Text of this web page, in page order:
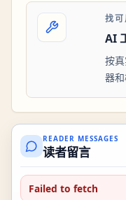
找
AI
按
器和
READER MESSAGES
读者留言
Failed to fetch